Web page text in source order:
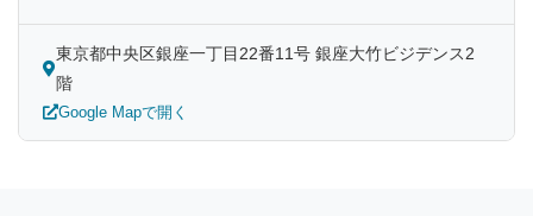
東京都中央区銀座一丁目22番11号 銀座大竹ビジデンス2
階
Google Mapで開く